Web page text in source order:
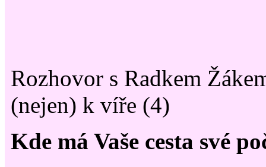
Rozhovor s Radkem
(nejen) k víře (4)
Kde má Vaše cesta své